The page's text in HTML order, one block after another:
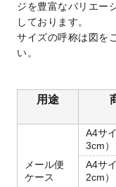
ジを豊富なバリエー
しております。
サイズの呼称は図を
い。
用途
メール便
ケース
A4サ
3cm）
A4サ
2cm）